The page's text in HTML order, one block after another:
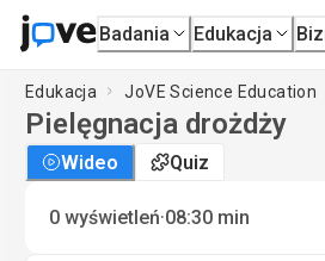
Badania Edukacja
Edukacja JoVE Science Education
Pielęgnacja drożdży
Wideo Quiz
0 wyświetleń·08:30 min